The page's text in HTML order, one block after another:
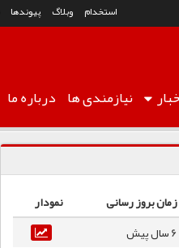
استخدام وبلاگ پیوندها
نیازمندی ها درباره ما
زمان بروز رسانی
نمودار
6 سال پیش